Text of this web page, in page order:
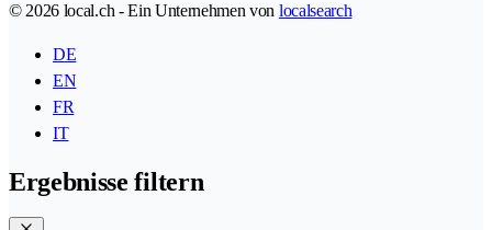
© 2026 local.ch - Ein Unternehmen von localsearch
DE
EN
FR
IT
Ergebnisse filtern